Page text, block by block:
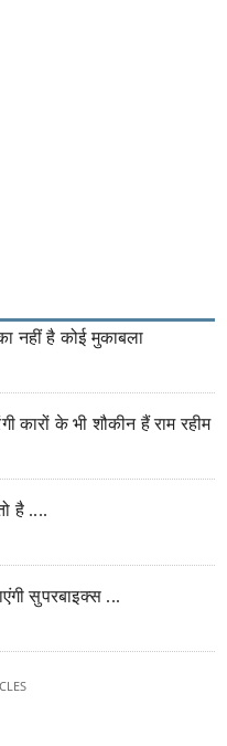
नहीं है कोई मुकाबला
कारों के भी शौकीन हैं राम रहीम
है ....
सुपरबाइक्स ...